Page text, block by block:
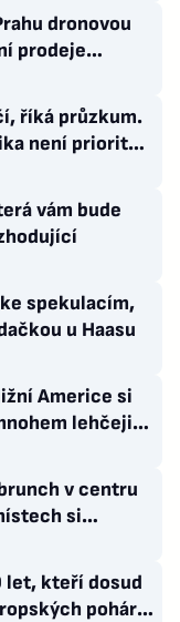
dronovou
prodeje
říká průzkum.
není prioritou
vám bude
spekulacím,
u Haasu
Americe si
lehčeji,
v centru
si
i místní
let, kteří dosud
pohárů.